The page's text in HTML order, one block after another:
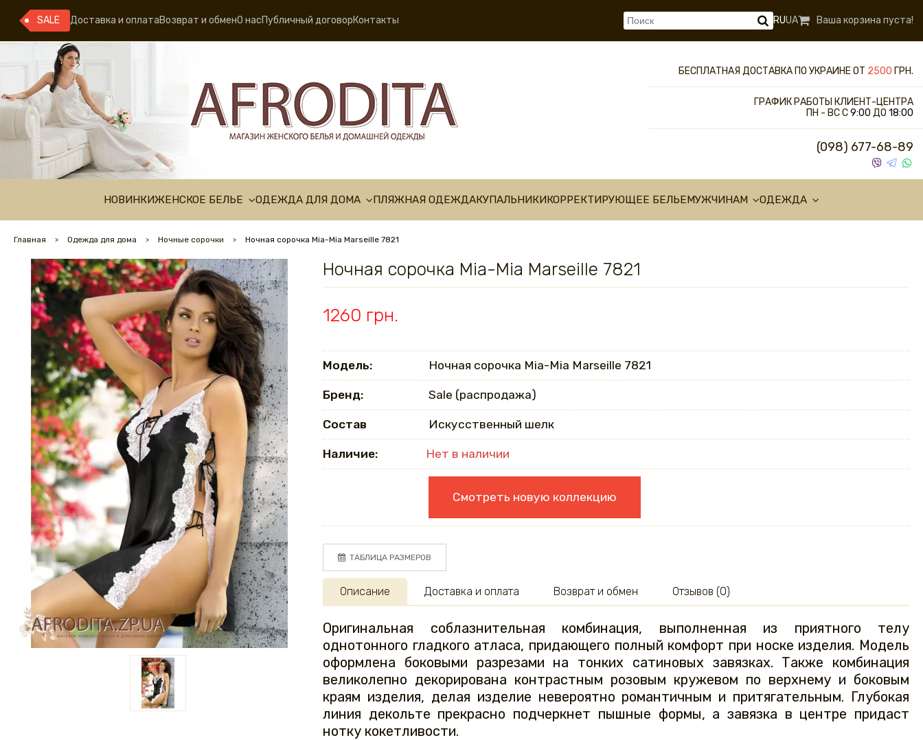
SALE Доставка и оплатаВозврат и обменО насПубличный договорКонтакты RUUA Ваша корзина пуста!
БЕСПЛАТНАЯ ДОСТАВКА ПО УКРАИНЕ ОТ 2500 ГРН.
ГРАФИК РАБОТЫ КЛИЕНТ-ЦЕНТРА
ПН - ВС С9:00 ДО 18:00
(098) 677-68-89
НОВИНКИЖЕНСКОЕ БЕЛЬЕ ОДЕЖДА ДЛЯ ДОМА ПЛЯЖНАЯ ОДЕЖДАКУПАЛЬНИКИКОРРЕКТИРУЮЩЕЕ БЕЛЬЕМУЖЧИНАМ ОДЕЖДА
Главная Одежда для дома Ночные сорочки Ночная сорочка Mia-Mia Marseille 7821
Ночная сорочка Mia-Mia Marseille 7821
1260 грн.
Модель: Ночная сорочка Mia-Mia Marseille 7821
Бренд: Sale (распродажа)
Состав Искусственный шелк
Наличие: Нет в наличии
Смотреть новую коллекцию
ТАБЛИЦА РАЗМЕРОВ
Описание
Оригинальная соблазнительная комбинация, выполненная из приятного телу
однотонного гладкого атласа, придающего полный комфорт при носке изделия. Модель
оформлена боковыми разрезами на тонких сатиновых завязках. Также комбинация
великолепно декорирована контрастным розовым кружевом по верхнему и боковым
краям изделия, делая изделие невероятно романтичным и притягательным. Глубокая
линия декольте прекрасно подчеркнет пышные формы, а завязка в центре придаст
нотку кокетливости.
Доставка и оплата Возврат и обмен Отзывов (0)